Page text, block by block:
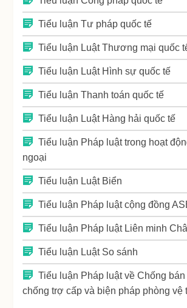
Tiểu luận Tư pháp quốc tế
Tiểu luận Luật Thương mại quốc
Tiểu luận Luật Hình sự quốc tế
Tiểu luận Thanh toán quốc tế
Tiểu luận Luật Hàng hải quốc tế
Tiểu luận Pháp luật trong hoạt
ngoại
Tiểu luận Luật Biển
Tiểu luận Pháp luật cộng đồng
Tiểu luận Pháp luật Liên minh
Tiểu luận Luật So sánh
Tiểu luận Pháp luật về Chống
chống trợ cấp và biện pháp phòng vệ